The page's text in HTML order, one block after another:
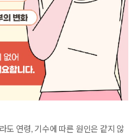
도 연령, 기수에 따른 원인은 같지 않